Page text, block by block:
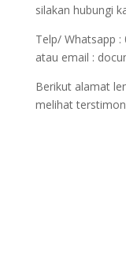
silakan hubungi
Telp/ Whatsapp
atau email :
Berikut alamat
melihat